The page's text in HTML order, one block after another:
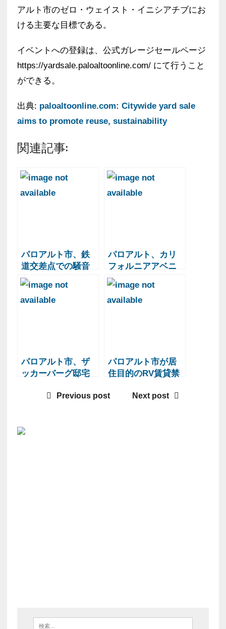
アルト市のゼロ・ウェイスト・イニシアチブにお
ける主要な目標である。
イベントへの登録は、公式ガレージセールページ
https://yardsale.paloaltoonline.com/ にて行うこと
ができる。
出典: paloaltoonline.com: Citywide yard sale
aims to promote reuse, sustainability
関連記事:
パロアルト市、鉄
道交差点での騒音
軽減計画を承認へ
パロアルト、カリ
フォルニアアベニ
ューとラモナスト
リートの再設計目
標に遅れ
パロアルト市、ザ
ッカーバーグ邸宅
パロアルト市が居
住目的のRV賃貸禁
Previous post Next post